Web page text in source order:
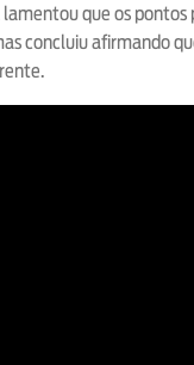
que os
concluiu afirmando